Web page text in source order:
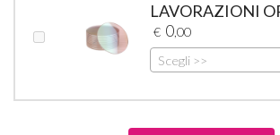
LAVORAZIONI
€ 0,00
Scegli >>